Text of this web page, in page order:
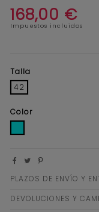
168,00 €
Impuestos incluidos
Talla
42
Color
PLAZOS DE ENVÍO Y
DEVOLUCIONES Y